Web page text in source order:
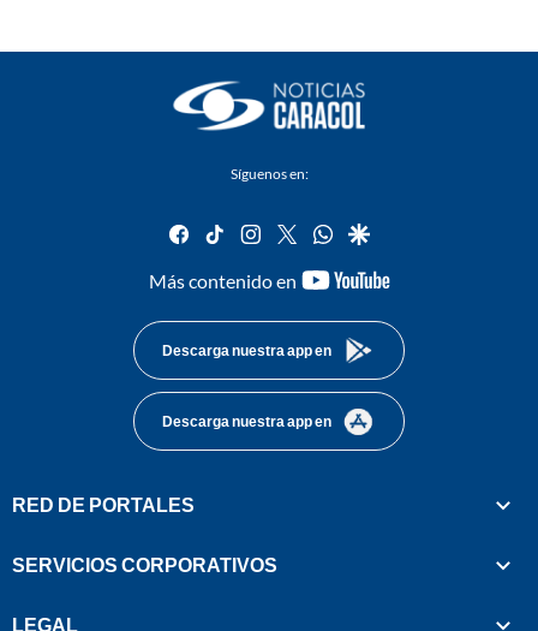
Síguenos en:
facebook
tiktok instagram
twitterwhatsapp
google
Más contenido en
youtube-
Descarga nuestra app en
Descarga nuestra app en
RED DE PORTALES
SERVICIOS CORPORATIVOS
LEGAL